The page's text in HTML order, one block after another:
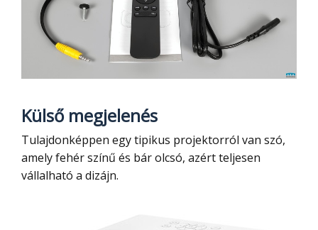
Külső megjelenés
Tulajdonképpen egy tipikus projektorról van szó,
amely fehér színű és bár olcsó, azért teljesen
vállalható a dizájn.